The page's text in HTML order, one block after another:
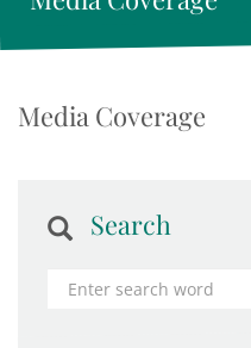
Media Coverage
Search